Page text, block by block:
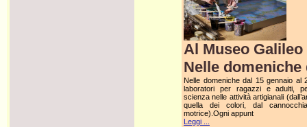
Al Museo
Nelle domeniche
Nelle domeniche dal 15 gennaio al
laboratori per ragazzi e adulti,
scienza nelle attività artigianali
quella dei colori, dal
motrice).Ogni appunt
Leggi ...